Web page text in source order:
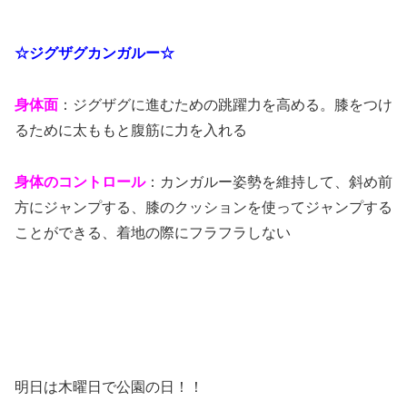
☆ジグザグカンガルー☆
身体面 ：ジグザグに進むための跳躍力を高める。膝をつけ
るために太ももと腹筋に力を入れる
身体のコントロール：カンガルー姿勢を維持して、斜め前
方にジャンプする、膝のクッションを使ってジャンプする
ことができる、着地の際にフラフラしない
明日は木曜日で公園の日！！